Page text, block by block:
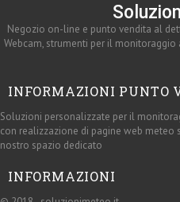
Negozio on-line e punto vendita al
Webcam, strumenti per il
INFORMAZIONI PUNTO
Soluzioni personalizzate per il
con realizzazione di pagine web
nostro spazio dedicato
INFORMAZIONI